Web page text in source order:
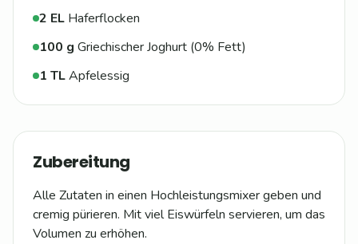
2 EL Haferflocken
100 g Griechischer Joghurt (0% Fett)
1 TLApfelessig
Zubereitung
Alle Zutaten in einen Hochleistungsmixer geben und
cremig pürieren. Mit viel Eiswürfeln servieren, um das
Volumen zu erhöhen.